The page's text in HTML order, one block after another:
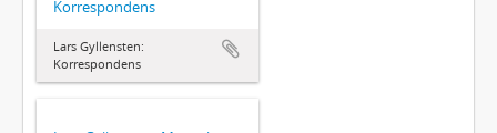
Korrespondens
Lars Gyllensten:
Korrespondens